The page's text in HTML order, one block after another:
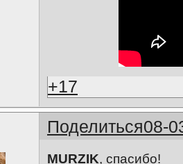
+17
Поделиться08-
MURZIK, спасибо!